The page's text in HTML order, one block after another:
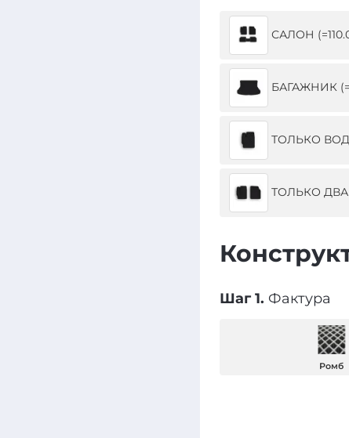
САЛОН
БАГАЖНИК
ТОЛЬКО
ТОЛЬКО ДВА
Шаг 1. Фактура
Ромб